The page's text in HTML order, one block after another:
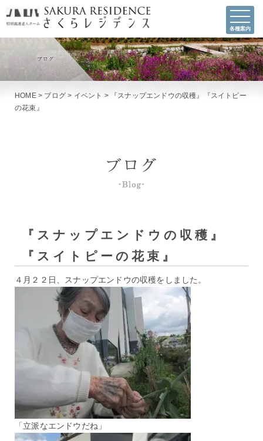
各種案内
HOME> ブログ > イベント >
『スナップエンドウの収穫』『スイトピー
の花束』
『スナップエンドウの収穫』
『スイトピーの花束』
４月２２日、スナップエンドウの収穫をしました。
「立派なエンドウだね」